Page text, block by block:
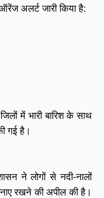
अलर्ट जारी किया है:
में भारी बारिश के साथ
गई है।
ने लोगों से नदी-नालों
रखने की अपील की है।